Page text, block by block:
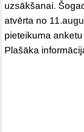
uzsākšanai.
atvērta no
pieteikuma
Plašāka